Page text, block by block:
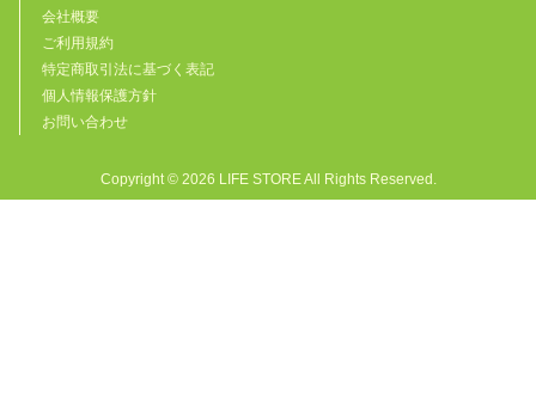
会社概要
ご利用規約
特定商取引法に基づく表記
個人情報保護方針
お問い合わせ
Copyright © 2026 LIFE STORE All Rights Reserved.